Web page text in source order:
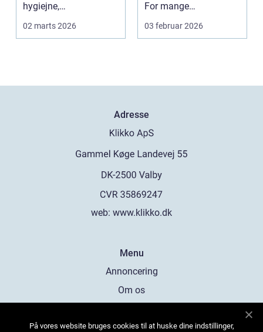
hygiejne,
driftssikkerhed ...
02 marts 2026
For mange
virksomheder i
03 februar 2026
Adresse
web: www.klikko.dk
Menu
Annoncering
Om os
Kontakt os
På vores website bruges cookies til at huske dine indstillinger,